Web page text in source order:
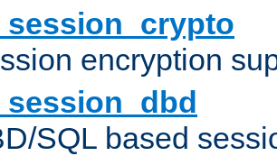
encryption
SQL based